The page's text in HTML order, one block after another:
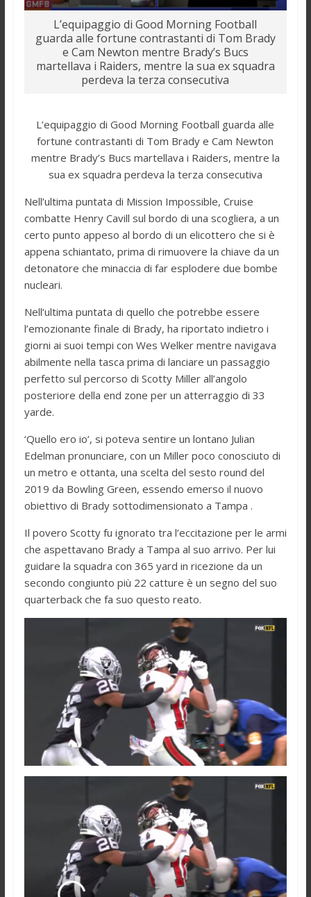
L’equipaggio di Good Morning Football
guarda alle fortune contrastanti di Tom Brady
e Cam Newton mentre Brady’s Bucs
martellava i Raiders, mentre la sua ex squadra
perdeva la terza consecutiva
L’equipaggio di Good Morning Football guarda alle
fortune contrastanti di Tom Brady e Cam Newton
mentre Brady’s Bucs martellava i Raiders, mentre la
sua ex squadra perdeva la terza consecutiva
Nell’ultima puntata di Mission Impossible, Cruise
combatte Henry Cavill sul bordo di una scogliera, a un
certo punto appeso al bordo di un elicottero che si è
appena schiantato, prima di rimuovere la chiave da un
detonatore che minaccia di far esplodere due bombe
nucleari.
Nell’ultima puntata di quello che potrebbe essere
l’emozionante finale di Brady, ha riportato indietro i
giorni ai suoi tempi con Wes Welker mentre navigava
abilmente nella tasca prima di lanciare un passaggio
perfetto sul percorso di Scotty Miller all’angolo
posteriore della end zone per un atterraggio di 33
yarde.
‘Quello ero io’, si poteva sentire un lontano Julian
Edelman pronunciare, con un Miller poco conosciuto di
un metro e ottanta, una scelta del sesto round del
2019 da Bowling Green, essendo emerso il nuovo
obiettivo di Brady sottodimensionato a Tampa .
Il povero Scotty fu ignorato tra l’eccitazione per le armi
che aspettavano Brady a Tampa al suo arrivo. Per lui
guidare la squadra con 365 yard in ricezione da un
secondo congiunto più 22 catture è un segno del suo
quarterback che fa suo questo reato.